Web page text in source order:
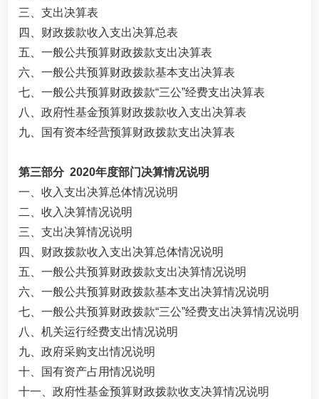
三、支出决算表
四、财政拨款收入支出决算总表
五、一般公共预算财政拨款支出决算表
六、一般公共预算财政拨款基本支出决算表
七、一般公共预算财政拨款“三公”经费支出决算表
八、政府性基金预算财政拨款收入支出决算表
九、国有资本经营预算财政拨款支出决算表
第三部分 2020年度部门决算情况说明
一、收入支出决算总体情况说明
二、收入决算情况说明
三、支出决算情况说明
四、财政拨款收入支出决算总体情况说明
五、一般公共预算财政拨款支出决算情况说明
六、一般公共预算财政拨款基本支出决算情况说明
七、一般公共预算财政拨款“三公”经费支出决算情况说明
八、机关运行经费支出情况说明
九、政府采购支出情况说明
十、国有资产占用情况说明
十一、政府性基金预算财政拨款收支决算情况说明